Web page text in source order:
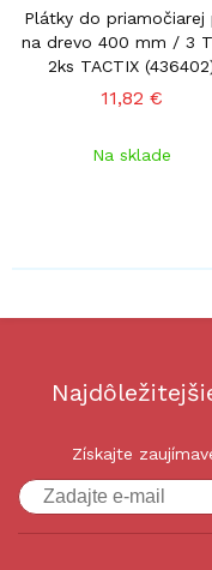
Plátky do priamočiarej
na drevo 400 mm / 3
2ks TACTIX
11,82 €
Na sklade
Získajte